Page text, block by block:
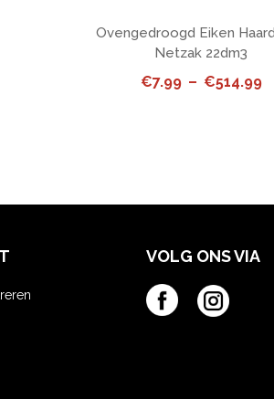
Ovengedroogd Eiken
Netzak 22dm3
€7.99 – €514.99
VOLG ONS VIA